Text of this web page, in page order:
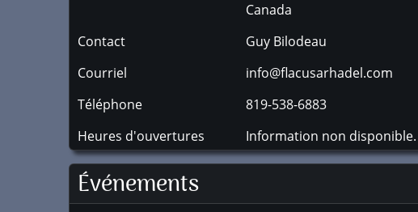
Canada
Contact
Guy Bilodeau
Courriel
info@flacusarhadel.com
Téléphone
819-538-6883
Heures d'ouvertures
Information non disponible.
Événements